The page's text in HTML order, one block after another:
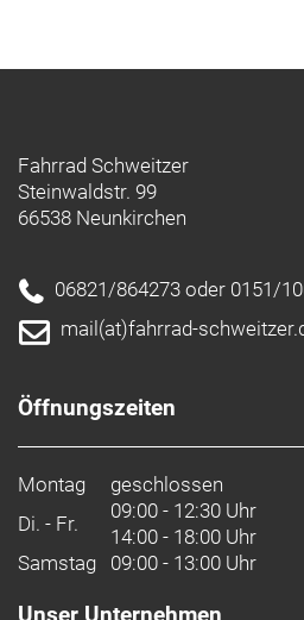
Fahrrad Schweitzer
Steinwaldstr. 99
66538 Neunkirchen
06821/864273 oder 0151/
mail(at)fahrrad-
Öffnungszeiten
Montag
geschlossen
Di. - Fr.
09:00 - 12:30 Uhr
14:00 - 18:00 Uhr
Samstag 09:00 - 13:00 Uhr
Unser Unternehmen